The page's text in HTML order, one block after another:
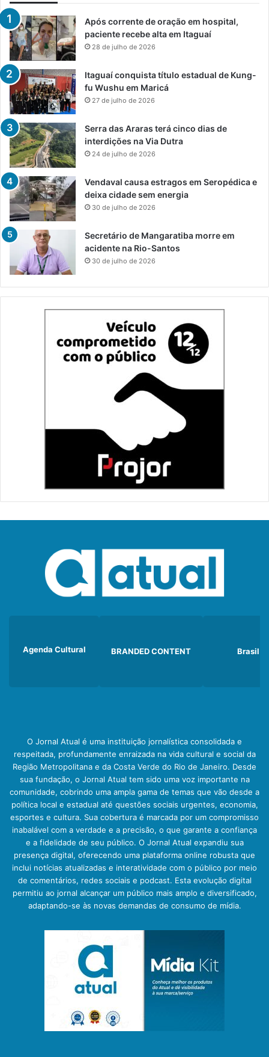
Após corrente de oração em hospital,
paciente recebe alta em Itaguaí
28 de julho de 2026
Itaguaí conquista título estadual de Kung-
fu Wushu em Maricá
27 de julho de 2026
Serra das Araras terá cinco dias de
interdições na Via Dutra
24 de julho de 2026
Vendaval causa estragos em Seropédica e
deixa cidade sem energia
30 de julho de 2026
Secretário de Mangaratiba morre em
acidente na Rio-Santos
30 de julho de 2026
Agenda Cultural BRANDED CONTENT Brasil
O Jornal Atual é uma instituição jornalística consolidada e
respeitada, profundamente enraizada na vida cultural e social da
Região Metropolitana e da Costa Verde do Rio de Janeiro. Desde
sua fundação, o Jornal Atual tem sido uma voz importante na
comunidade, cobrindo uma ampla gama de temas que vão desde a
política local e estadual até questões sociais urgentes, economia,
esportes e cultura. Sua cobertura é marcada por um compromisso
inabalável com a verdade e a precisão, o que garante a confiança
e a fidelidade de seu público. O Jornal Atual expandiu sua
presença digital, oferecendo uma plataforma online robusta que
inclui notícias atualizadas e interatividade com o público por meio
de comentários, redes sociais e podcast. Esta evolução digital
permitiu ao jornal alcançar um público mais amplo e diversificado,
adaptando-se às novas demandas de consumo de mídia.